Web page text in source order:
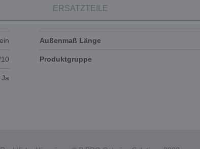
ERSATZTEILE
Außenmaß Länge
Produktgruppe
Ja